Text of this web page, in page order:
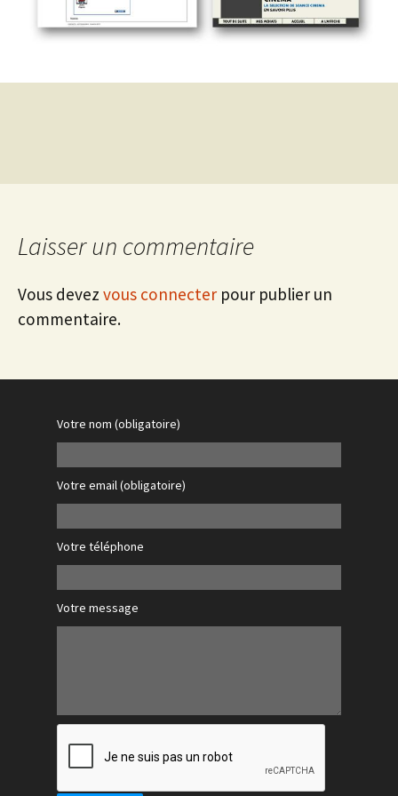
Laisser un commentaire
Vous devez vous connecter pour publier un
commentaire.
Votre nom (obligatoire)
Votre email (obligatoire)
Votre téléphone
Votre message